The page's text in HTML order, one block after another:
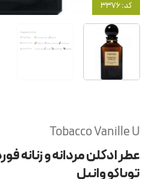
کد: 3376
Tobacco Vanille U
عطر ادکلن مردانه و زنانه
توباکو وانیل